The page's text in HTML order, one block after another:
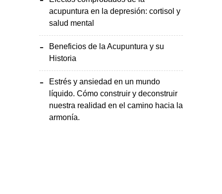
acupuntura en la depresión: cortisol y
salud mental
Beneficios de la Acupuntura y su
Historia
Estrés y ansiedad en un mundo
líquido. Cómo construir y deconstruir
nuestra realidad en el camino hacia la
armonía.